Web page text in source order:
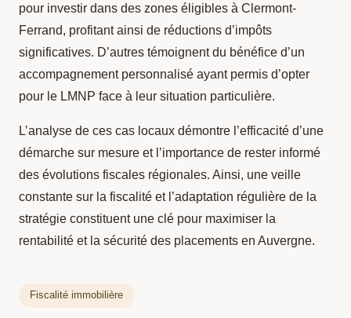
pour investir dans des zones éligibles à Clermont-
Ferrand, profitant ainsi de réductions d’impôts
significatives. D’autres témoignent du bénéfice d’un
accompagnement personnalisé ayant permis d’opter
pour le LMNP face à leur situation particulière.
L’analyse de ces cas locaux démontre l’efficacité d’une
démarche sur mesure et l’importance de rester informé
des évolutions fiscales régionales. Ainsi, une veille
constante sur la fiscalité et l’adaptation régulière de la
stratégie constituent une clé pour maximiser la
rentabilité et la sécurité des placements en Auvergne.
Fiscalité immobilière